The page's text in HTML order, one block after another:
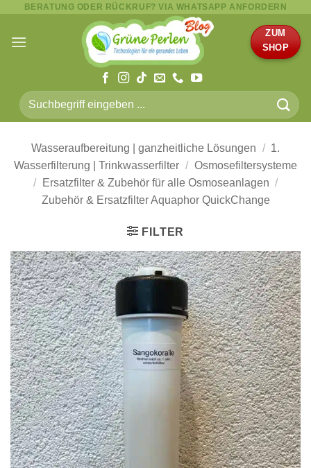
springen
BERATUNG ODER RÜCKRUF? VIA WHATSAPP ANFORDERN
ZUM
SHOP
Suche
nach:
Wasseraufbereitung | ganzheitliche Lösungen / 1.
Wasserfilterung | Trinkwasserfilter / Osmosefiltersysteme
/
Ersatzfilter & Zubehör für alle Osmoseanlagen /
Zubehör & Ersatzfilter Aquaphor QuickChange
FILTER